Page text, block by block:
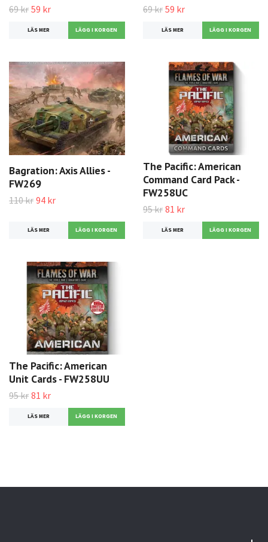
69 kr 59 kr
LÄS MER
69 kr 59 kr
LÄS MER
Bagration: Axis Allies -
FW269
110 kr 94 kr
LÄS MER
The Pacific: American
Command Card Pack -
FW258UC
95 kr 81 kr
LÄS MER
The Pacific: American
Unit Cards - FW258UU
95 kr 81 kr
LÄS MER